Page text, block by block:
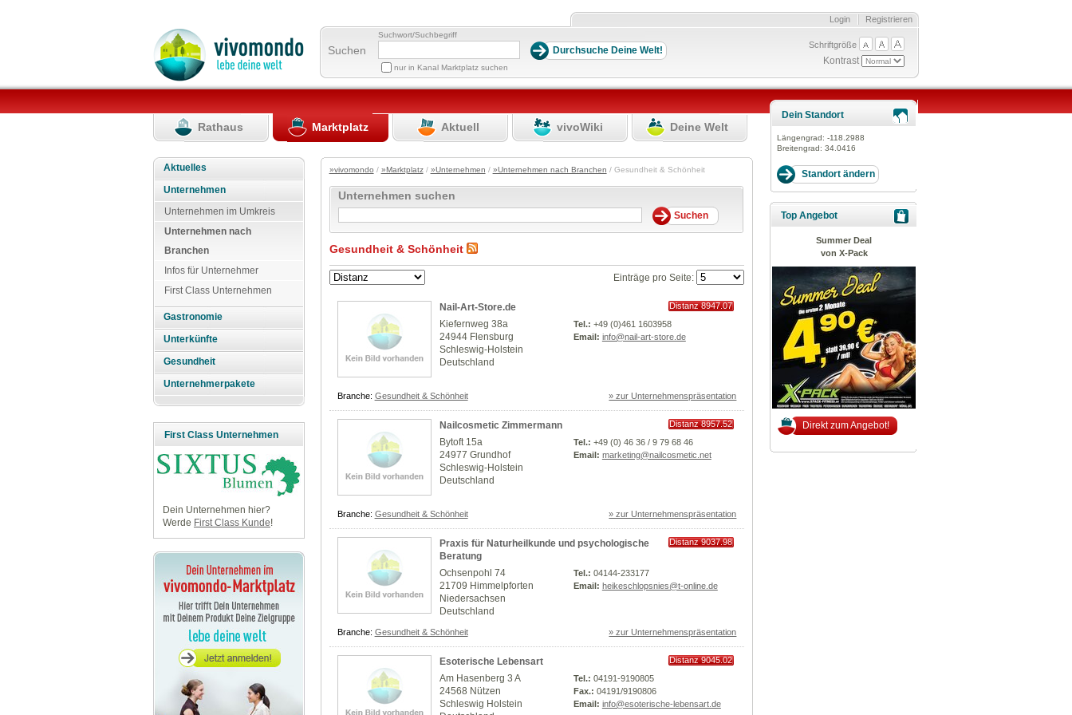
Registrieren
Login
Suchen
Suchwort/Suchbegriff
nur in Kanal Marktplatz suchen
Schriftgröße
Kontrast
Rathaus Marktplatz Aktuell vivoWiki Deine Welt
Aktuelles
Unternehmen
Unternehmen im Umkreis
Unternehmen nach
Branchen
Infos für Unternehmer
First Class Unternehmen
Gastronomie
Unterkünfte
Gesundheit
Unternehmerpakete
First Class Unternehmen
Dein Unternehmen hier?
Werde First Class Kunde!
»vivomondo / »Marktplatz/ »Unternehmen / »Unternehmen nach Branchen / Gesundheit & Schönheit
Unternehmen suchen
Gesundheit & Schönheit
Einträge pro Seite:
Nail-Art-Store.de
Distanz 8947.07
Kiefernweg 38a
24944 Flensburg
Schleswig-Holstein
Deutschland
Tel.: +49 (0)461 1603958
Email: info@nail-art-store.de
Branche: Gesundheit & Schönheit » zur Unternehmenspräsentation
Nailcosmetic Zimmermann
Distanz 8957.52
Bytoft 15a
24977 Grundhof
Schleswig-Holstein
Deutschland
Tel.: +49 (0) 46 36 / 9 79 68 46
Email: marketing@nailcosmetic.net
Branche: Gesundheit & Schönheit » zur Unternehmenspräsentation
Praxis für Naturheilkunde und psychologische
Beratung
Distanz 9037.98
Ochsenpohl 74
21709 Himmelpforten
Niedersachsen
Deutschland
Tel.: 04144-233177
Email: heikeschlopsnies@t-online.de
Branche: Gesundheit & Schönheit » zur Unternehmenspräsentation
Esoterische Lebensart
Distanz 9045.02
Am Hasenberg 3 A
24568 Nützen
Schleswig Holstein
Tel.: 04191-9190805
Fax.: 04191/9190806
Email: info@esoterische-lebensart.de
Dein Standort
Längengrad: -118.2988
Breitengrad: 34.0416
Top Angebot
Summer Deal
von X-Pack
Direkt zum Angebot!